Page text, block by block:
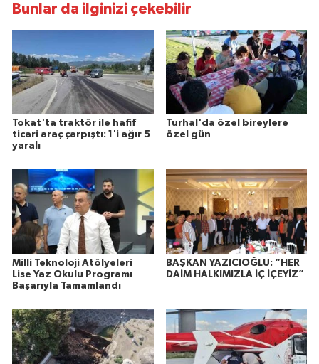
Bunlar da ilginizi çekebilir
Tokat'ta traktör ile hafif
ticari araç çarpıştı: 1'i ağır 5
yaralı
Turhal'da özel bireylere
özel gün
Milli Teknoloji Atölyeleri
Lise Yaz Okulu Programı
Başarıyla Tamamlandı
BAŞKAN YAZICIOĞLU: “HER
DAİM HALKIMIZLA İÇ İÇEYİZ”